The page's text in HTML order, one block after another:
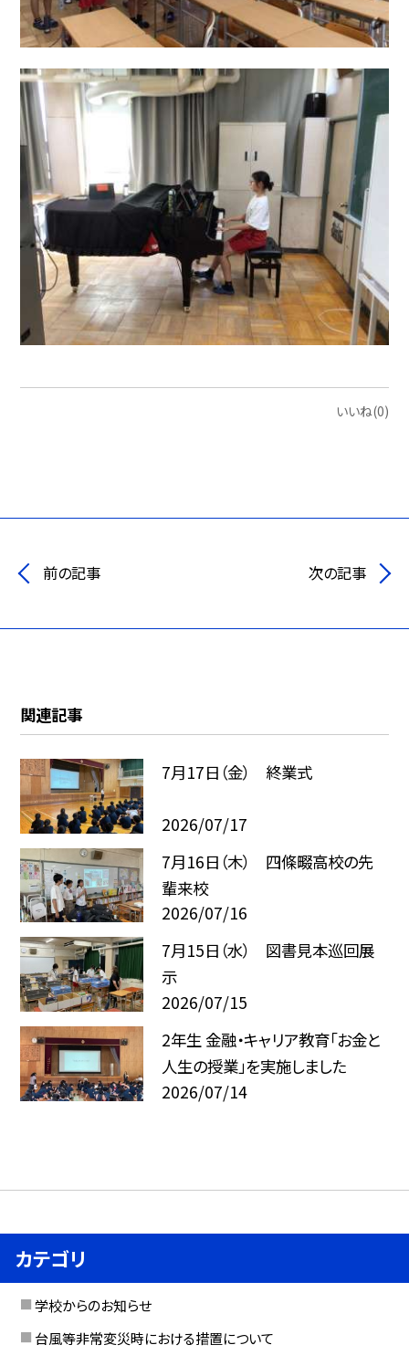
いいね(0)
前の記事 次の記事
関連記事
7月17日（金） 終業式
2026/07/17
7月16日（木） 四條畷高校の先
輩来校
2026/07/16
7月15日（水） 図書見本巡回展
示
2026/07/15
2年生 金融・キャリア教育「お金と
人生の授業」を実施しました
2026/07/14
カテゴリ
学校からのお知らせ
台風等非常変災時における措置について